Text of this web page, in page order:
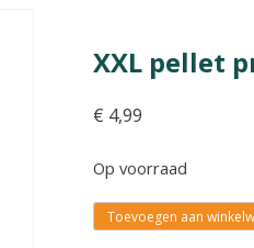
XXL pellet
€ 4,99
Op voorraad
Toevoegen aan